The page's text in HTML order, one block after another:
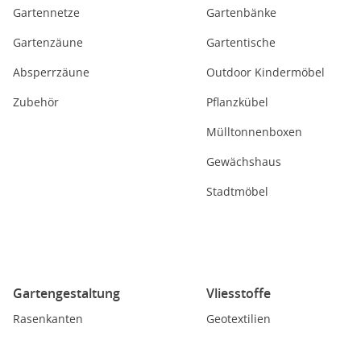
Gartennetze
Gartenzäune
Absperrzäune
Zubehör
Gartenbänke
Gartentische
Outdoor Kindermöbel
Pflanzkübel
Mülltonnenboxen
Gewächshaus
Stadtmöbel
Gartengestaltung
Rasenkanten
Vliesstoffe
Geotextilien